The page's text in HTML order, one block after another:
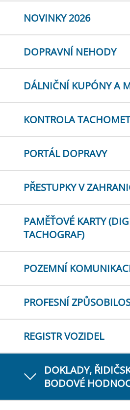
NOVINKY 2026
DOPRAVNÍ NEHODY
DÁLNIČNÍ KUPÓNY A
KONTROLA
PORTÁL DOPRAVY
PŘESTUPKY V
PAMĚŤOVÉ KARTY
TACHOGRAF)
POZEMNÍ
PROFESNÍ
REGISTR VOZIDEL
DOKLADY,
BODOVÉ